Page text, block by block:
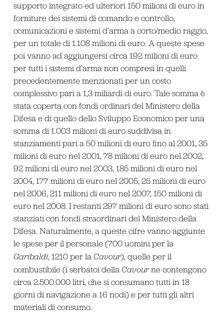
supporto integrato ed ulteriori 150 milioni di euro in
forniture dei sistemi di comando e controllo,
comunicazioni e sistemi d’arma a corto/medio raggio,
per un totale di 1.108 milioni di euro. A queste spese
poi vanno ad aggiungersi circa 192 milioni di euro
per tutti i sistemi d’arma non compresi in quelli
precedentemente menzionati per un costo
complessivo pari a 1,3 miliardi di euro. Tale somma è
stata coperta con fondi ordinari del Ministero della
Difesa e di quello dello Sviluppo Economico per una
somma di 1.003 milioni di euro suddivisa in
stanziamenti pari a 50 milioni di euro fino al 2001, 35
milioni di euro nel 2001, 78 milioni di euro nel 2002,
92 milioni di euro nel 2003, 185 milioni di euro nel
2004, 177 milioni di euro nel 2005, 25 milioni di euro
nel 2006, 211 milioni di euro nel 2007, 150 milioni di
euro nel 2008. I restanti 297 milioni di euro sono stati
stanziati con fondi straordinari del Ministero della
Difesa. Naturalmente, a queste cifre vanno aggiunte
le spese per il personale (700 uomini per la
Garibaldi, 1210 per la Cavour), quelle per il
combustibile (i serbatoi della Cavourne contengono
circa 2.500.000 litri, che si consumano tutti in 18
giorni di navigazione a 16 nodi) e per tutti gli altri
materiali di consumo.